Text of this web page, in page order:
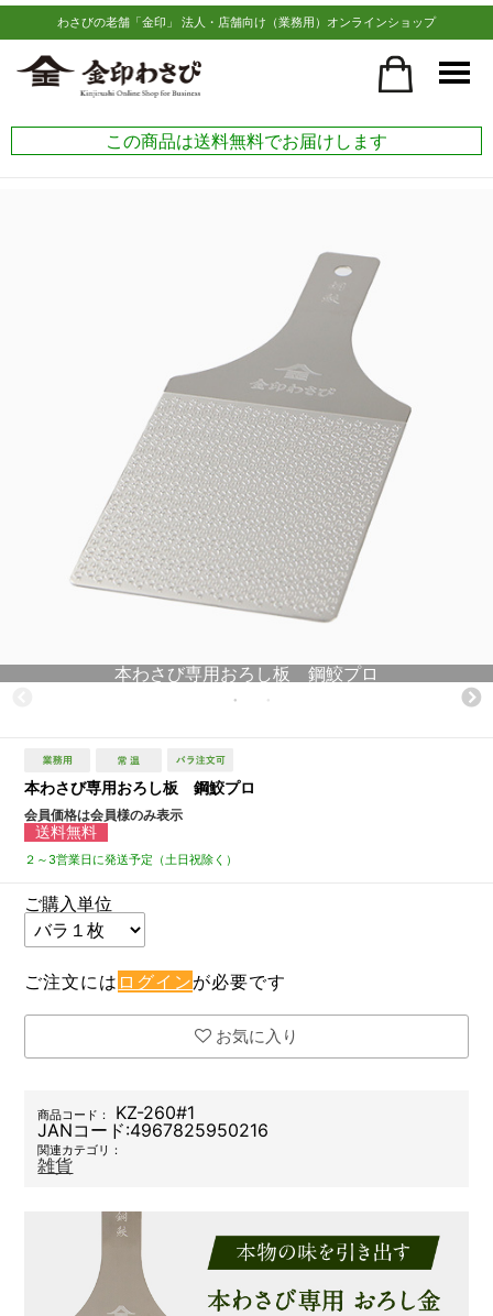
わさびの老舗「金印」 法人・店舗向け（業務用）オンラインショップ
この商品は送料無料でお届けします
本わさび専用おろし板 鋼鮫プロ
本わさび専用おろし板 鋼鮫プロ
会員価格は会員様のみ表示
送料無料
２～3営業日に発送予定（土日祝除く）
ご購入単位
ご注文には ログインが必要です
お気に入り
商品コード：
KZ-260#1
JANコード:4967825950216
関連カテゴリ：
雑貨